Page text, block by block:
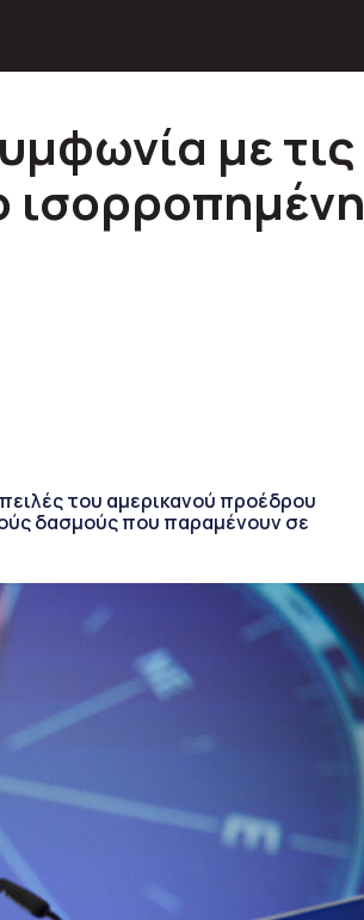
με τις
ισορροπημένη
του αμερικανού προέδρου
δασμούς που παραμένουν σε